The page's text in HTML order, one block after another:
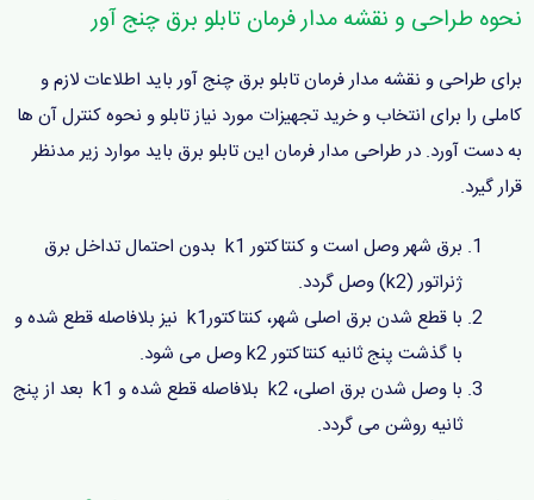
نحوه طراحی و نقشه مدار فرمان تابلو برق چنج آور
برای طراحی و نقشه مدار فرمان تابلو برق چنج آور باید اطلاعات لازم و
کاملی را برای انتخاب و خرید تجهیزات مورد نیاز تابلو و نحوه کنترل آن ها
به دست آورد. در طراحی مدار فرمان این تابلو برق باید موارد زیر مدنظر
قرار گیرد.
برق شهر وصل است و کنتاکتور k1 بدون احتمال تداخل برق
ژنراتور (k2) وصل گردد.
با قطع شدن برق اصلی شهر، کنتاکتورk1 نیز بلافاصله قطع شده و
با گذشت پنج ثانیه کنتاکتور k2 وصل می شود.
با وصل شدن برق اصلی، k2 بلافاصله قطع شده و k1 بعد از پنج
ثانیه روشن می گردد.